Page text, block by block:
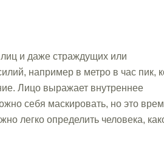
и даже страждущих или
например в метро в час пик,
Лицо выражает внутреннее
себя маскировать, но это
легко определить человека,